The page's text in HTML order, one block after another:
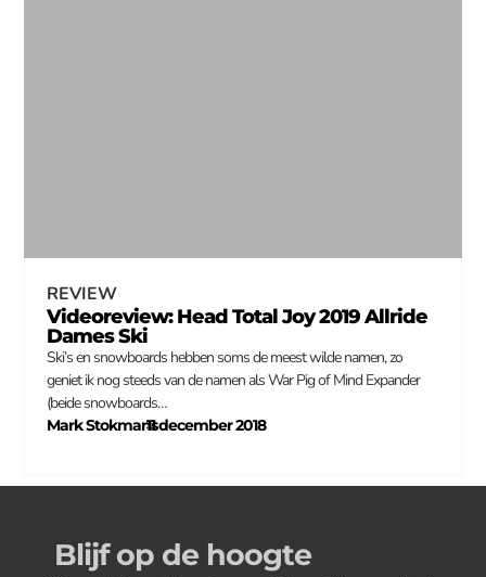
REVIEW
Videoreview: Head Total Joy 2019 Allride
Dames Ski
Ski’s en snowboards hebben soms de meest wilde namen, zo
geniet ik nog steeds van de namen als War Pig of Mind Expander
(beide snowboards…
Mark Stokmans
–
11 december 2018
Blijf op de hoogte